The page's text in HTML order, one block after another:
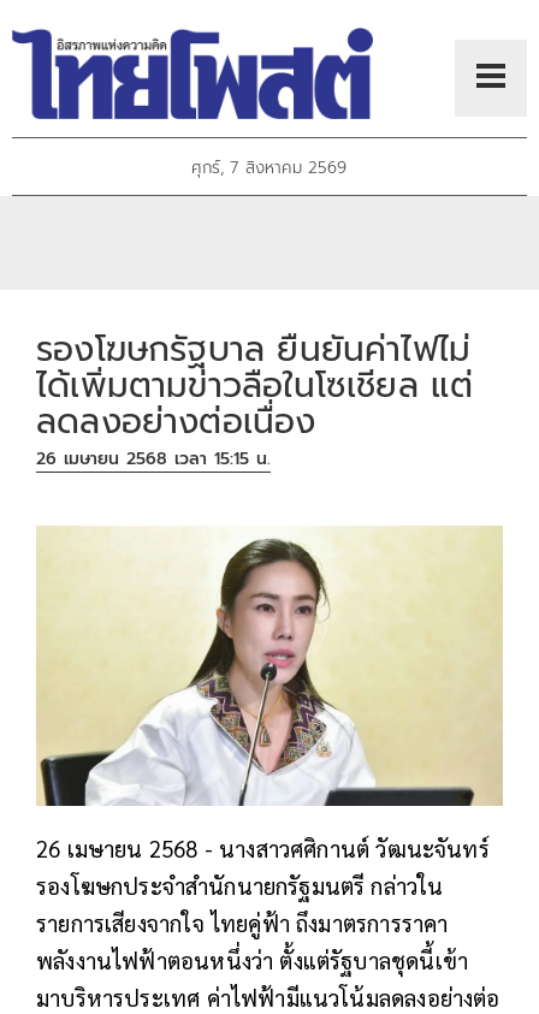
ศุกร์, 7 สิงหาคม 2569
รองโฆษกรัฐบาล ยืนยันค่าไฟไม่
ได้เพิ่มตามข่าวลือในโซเชียล แต่
ลดลงอย่างต่อเนื่อง
26 เมษายน 2568 เวลา 15:15 น.
26 เมษายน 2568 - นางสาวศศิกานต์ วัฒนะจันทร์
รองโฆษกประจำสำนักนายกรัฐมนตรี กล่าวใน
รายการเสียงจากใจ ไทยคู่ฟ้า ถึงมาตรการราคา
พลังงานไฟฟ้าตอนหนึ่งว่า ตั้งแต่รัฐบาลชุดนี้เข้า
มาบริหารประเทศ ค่าไฟฟ้ามีแนวโน้มลดลงอย่างต่อ